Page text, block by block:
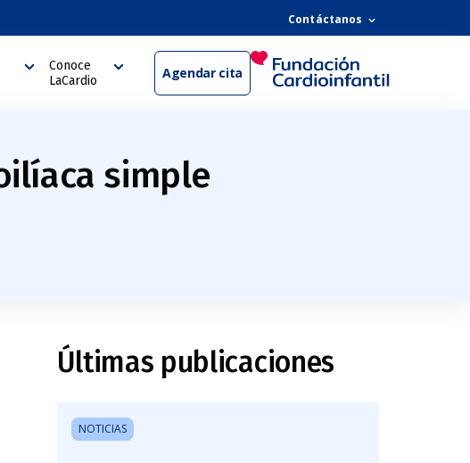
Contáctanos
Conoce
LaCardio
Agendar cita
simple
Últimas publicaciones
NOTICIAS